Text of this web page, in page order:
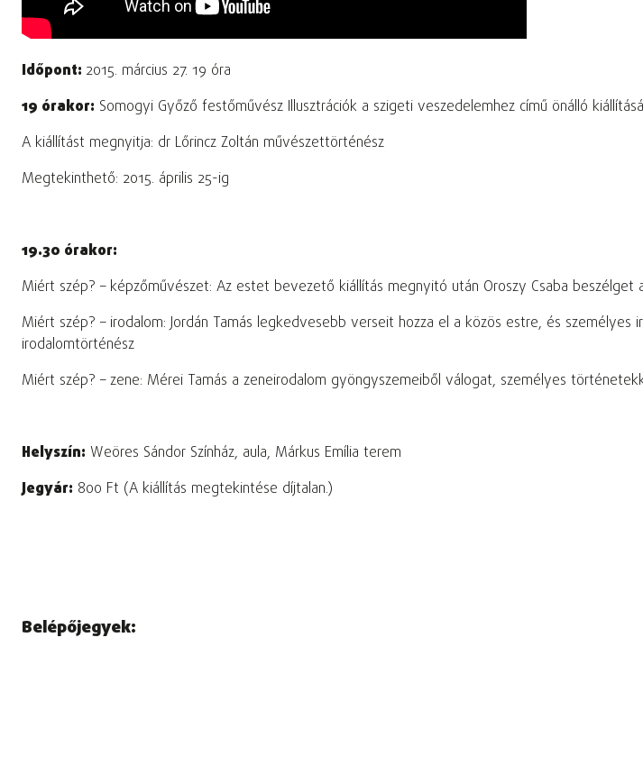
Időpont: 2015. március 27. 19 óra
19 órakor: Somogyi Győző festőművész Illusztrációk a szigeti veszedelemhez című önálló
A kiállítást megnyitja: dr Lőrincz Zoltán művészettörténész
Megtekinthető: 2015. április 25-ig
19.30 órakor:
Miért szép? – képzőművészet: Az estet bevezető kiállítás megnyitó után Oroszy Csaba
Miért szép? – irodalom: Jordán Tamás legkedvesebb verseit hozza el a közös estre, és
irodalomtörténész
Miért szép? – zene: Mérei Tamás a zeneirodalom gyöngyszemeiből válogat, személyes
Helyszín: Weöres Sándor Színház, aula, Márkus Emília terem
Jegyár: 800 Ft (A kiállítás megtekintése díjtalan.)
Belépőjegyek: